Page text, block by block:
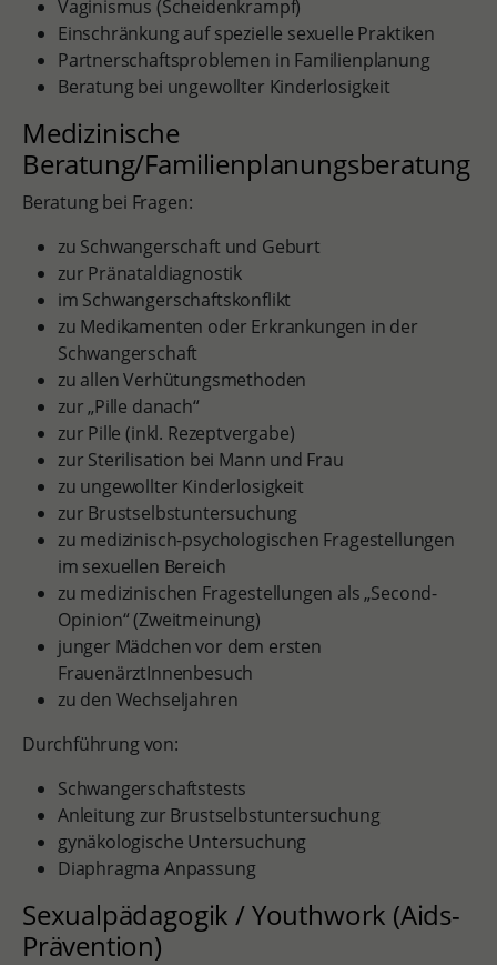
Vaginismus (Scheidenkrampf)
Einschränkung auf spezielle sexuelle Praktiken
Partnerschaftsproblemen in Familienplanung
Beratung bei ungewollter Kinderlosigkeit
Medizinische
Beratung/Familienplanungsberatung
Beratung bei Fragen:
zu Schwangerschaft und Geburt
zur Pränataldiagnostik
im Schwangerschaftskonflikt
zu Medikamenten oder Erkrankungen in der
Schwangerschaft
zu allen Verhütungsmethoden
zur „Pille danach“
zur Pille (inkl. Rezeptvergabe)
zur Sterilisation bei Mann und Frau
zu ungewollter Kinderlosigkeit
zur Brustselbstuntersuchung
zu medizinisch-psychologischen Fragestellungen
im sexuellen Bereich
zu medizinischen Fragestellungen als „Second-
Opinion“ (Zweitmeinung)
junger Mädchen vor dem ersten
FrauenärztInnenbesuch
zu den Wechseljahren
Durchführung von:
Schwangerschaftstests
Anleitung zur Brustselbstuntersuchung
gynäkologische Untersuchung
Diaphragma Anpassung
Sexualpädagogik / Youthwork (Aids-
Prävention)